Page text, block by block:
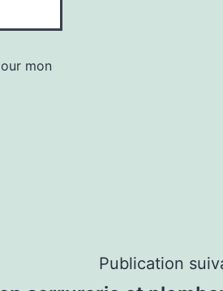
mon
Publication